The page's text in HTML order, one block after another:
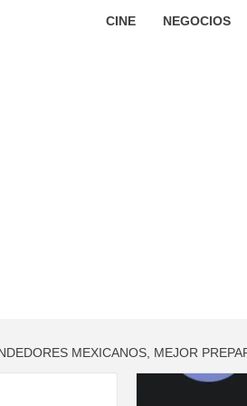
CINE NEGOCIOS
MEXICANOS, MEJOR